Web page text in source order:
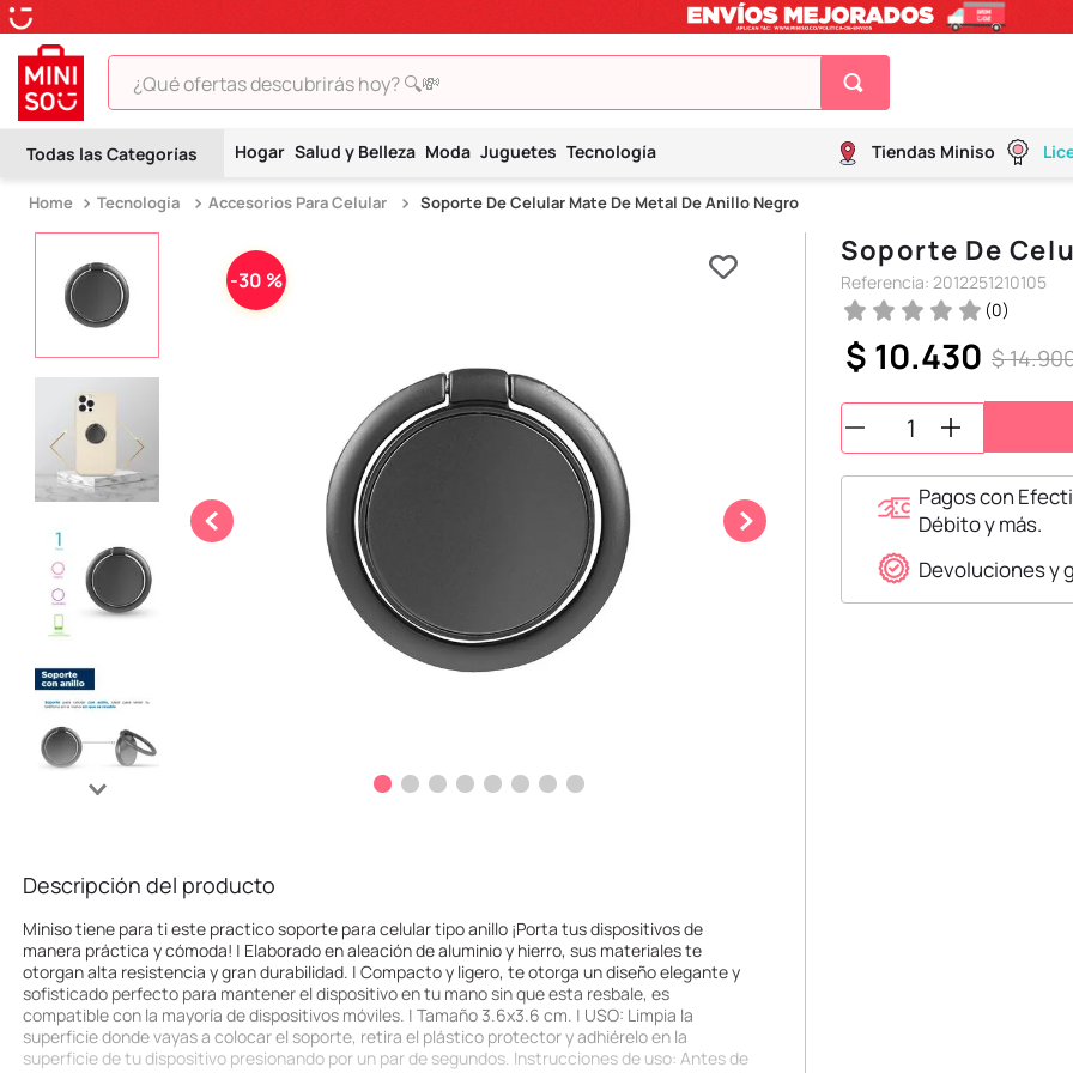
¿Qué ofertas descubrirás hoy? 🔍💸
Hogar Salud y Belleza Moda Juguetes Tecnología Tiendas Miniso
Tecnología Accesorios Para Celular Soporte De Celular Mate De Metal De Anillo Negro
-30 %
Descripción del producto
Miniso tiene para ti este practico soporte para celular tipo anillo ¡Porta tus dispositivos de
manera práctica y cómoda! | Elaborado en aleación de aluminio y hierro, sus materiales te
otorgan alta resistencia y gran durabilidad. | Compacto y ligero, te otorga un diseño elegante y
sofisticado perfecto para mantener el dispositivo en tu mano sin que esta resbale, es
compatible con la mayoría de dispositivos móviles. | Tamaño 3.6x3.6 cm. | USO: Limpia la
superficie donde vayas a colocar el soporte, retira el plástico protector y adhiérelo en la
superficie de tu dispositivo presionando por un par de segundos. Instrucciones de uso: Antes de
Soporte De
Referencia: 2012251210105
(0)
$14.
$ 10.430
Pagos con
Débito y más.
Devoluciones y
TÉRMINOS MÁS BUSCADOS
.
hello kitty
snoopy
ositos cariñositos
9.
one piece
.